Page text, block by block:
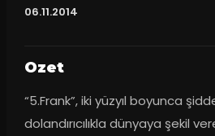
06.11.2014
Ozet
“5.Frank”, iki yüzyıl boyunca
dolandırıcılıkla dünyaya şekil